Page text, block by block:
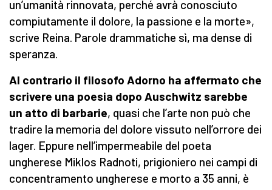
un’umanità rinnovata, perché avrà conosciuto
compiutamente il dolore, la passione e la morte»,
scrive Reina. Parole drammatiche sì, ma dense di
speranza.
Al contrario il filosofo Adorno ha affermato che
scrivere una poesia dopo Auschwitz sarebbe
un atto di barbarie, quasi che l’arte non può che
tradire la memoria del dolore vissuto nell’orrore dei
lager. Eppure nell’impermeabile del poeta
ungherese Miklos Radnoti, prigioniero nei campi di
concentramento ungherese e morto a 35 anni, è